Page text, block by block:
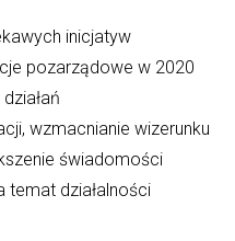
inicjatyw
pozarządowe w 2020
wzmacnianie wizerunku
świadomości
działalności